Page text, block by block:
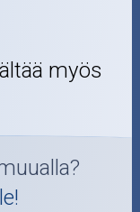
myös